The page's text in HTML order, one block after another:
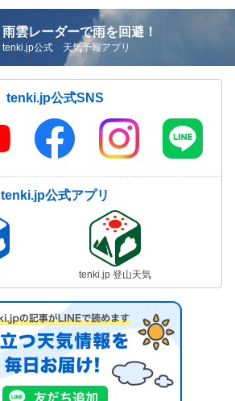
雨雲レーダーで雨を回避！
tenki.jp公式 天気予報アプリ
tenki.jp公式SNS
tenki.jp公式アプリ
tenki.jp 登山天気